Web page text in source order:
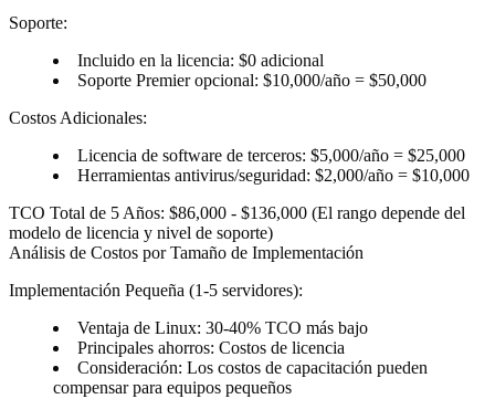
Soporte:
Incluido en la licencia: $0 adicional
Soporte Premier opcional: $10,000/año = $50,000
Costos Adicionales:
Licencia de software de terceros: $5,000/año = $25,000
Herramientas antivirus/seguridad: $2,000/año = $10,000
TCO Total de 5 Años: $86,000 - $136,000 (El rango depende del
modelo de licencia y nivel de soporte)
Análisis de Costos por Tamaño de Implementación
Implementación Pequeña (1-5 servidores):
Ventaja de Linux: 30-40% TCO más bajo
Principales ahorros: Costos de licencia
Consideración: Los costos de capacitación pueden
compensar para equipos pequeños